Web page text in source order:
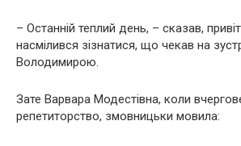
– Останній теплий день, – сказав,
насмілився зізнатися, що чекав на
Володимирою.
Зате Варвара Модестівна, коли
репетиторство, змовницьки мовила: